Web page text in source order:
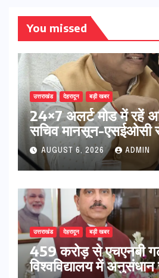
You missed
उत्तराखंड देहरादून बड़ी खबर
24×7 अलर्ट मोड में रहें
सचिव मानसून-एसईओसी
की विस्तृत समीक्षा कहा-
शीघ्र खोला जाए, लोगों
AUGUST 6, 2026 ADMIN
उत्तराखंड देहरादून बड़ी खबर
459 करोड़ से एचएनबी
विश्वविद्यालय में अनुसंधान